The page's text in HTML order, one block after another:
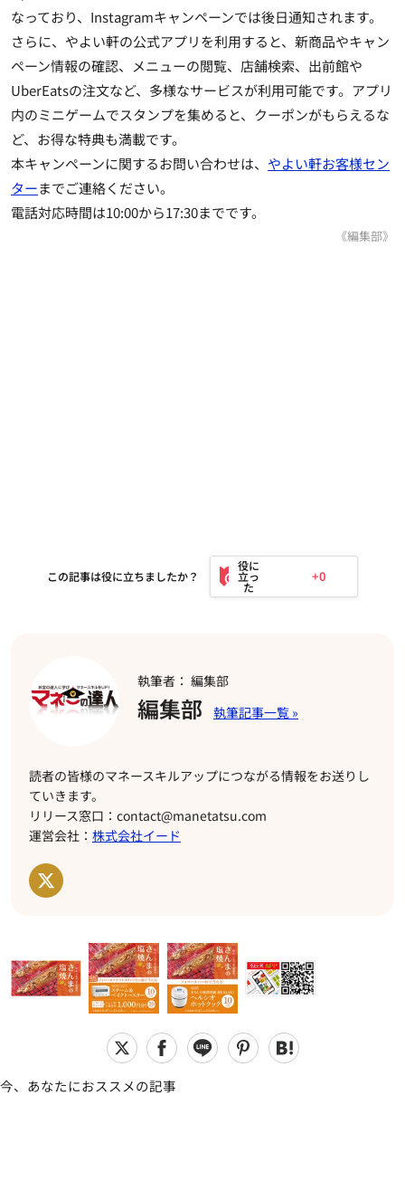
なっており、Instagramキャンペーンでは後日通知されます。
さらに、やよい軒の公式アプリを利用すると、新商品やキャン
ペーン情報の確認、メニューの閲覧、店舗検索、出前館や
UberEatsの注文など、多様なサービスが利用可能です。アプリ
内のミニゲームでスタンプを集めると、クーポンがもらえるな
ど、お得な特典も満載です。
本キャンペーンに関するお問い合わせは、 やよい軒お客様セン
ターまでご連絡ください。
電話対応時間は10:00から17:30までです。
《編集部》
この記事は役に立ちましたか？ +0
執筆者： 編集部
編集部
読者の皆様のマネースキルアップにつながる情報をお送りし
ていきます。
リリース窓口：contact@manetatsu.com
運営会社： 株式会社イード
今、あなたにおススメの記事